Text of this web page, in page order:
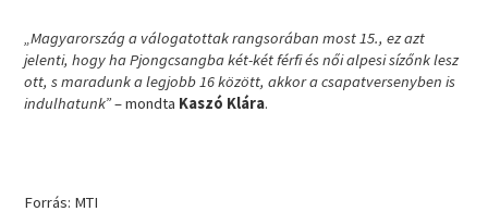
„Magyarország a válogatottak rangsorában most 15., ez azt
jelenti, hogy ha Pjongcsangba két-két férfi és női alpesi sízőnk lesz
ott, s maradunk a legjobb 16 között, akkor a csapatversenyben is
indulhatunk”– mondta Kaszó Klára.
Forrás: MTI